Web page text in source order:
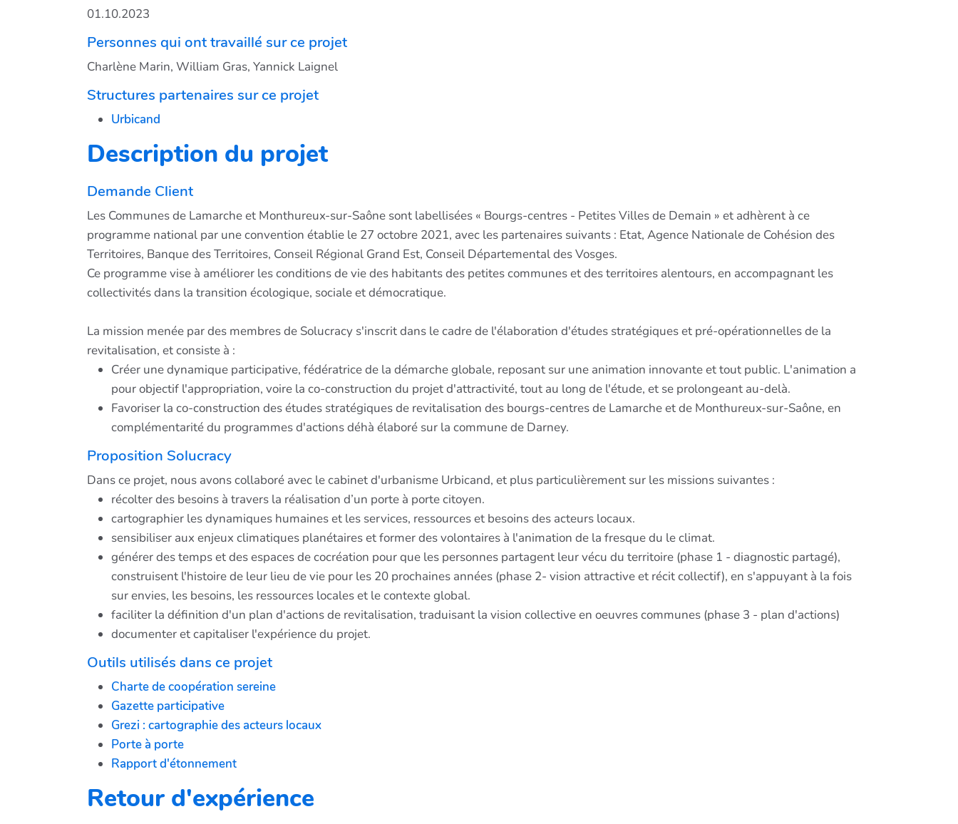
01.10.2023
Personnes qui ont travaillé sur ce projet
Charlène Marin, William Gras, Yannick Laignel
Structures partenaires sur ce projet
Urbicand
Description du projet
Demande Client
Les Communes de Lamarche et Monthureux-sur-Saône sont labellisées « Bourgs-centres - Petites Villes de Demain » et adhèrent à ce
programme national par une convention établie le 27 octobre 2021, avec les partenaires suivants : Etat, Agence Nationale de Cohésion des
Territoires, Banque des Territoires, Conseil Régional Grand Est, Conseil Départemental des Vosges.
Ce programme vise à améliorer les conditions de vie des habitants des petites communes et des territoires alentours, en accompagnant les
collectivités dans la transition écologique, sociale et démocratique.
La mission menée par des membres de Solucracy s'inscrit dans le cadre de l'élaboration d'études stratégiques et pré-opérationnelles de la
revitalisation, et consiste à :
Créer une dynamique participative, fédératrice de la démarche globale, reposant sur une animation innovante et tout public. L'animation a
pour objectif l'appropriation, voire la co-construction du projet d'attractivité, tout au long de l'étude, et se prolongeant au-delà.
Favoriser la co-construction des études stratégiques de revitalisation des bourgs-centres de Lamarche et de Monthureux-sur-Saône, en
complémentarité du programmes d'actions déhà élaboré sur la commune de Darney.
Proposition Solucracy
Dans ce projet, nous avons collaboré avec le cabinet d'urbanisme Urbicand, et plus particulièrement sur les missions suivantes :
récolter des besoins à travers la réalisation d’un porte à porte citoyen.
cartographier les dynamiques humaines et les services, ressources et besoins des acteurs locaux.
sensibiliser aux enjeux climatiques planétaires et former des volontaires à l'animation de la fresque du le climat.
générer des temps et des espaces de cocréation pour que les personnes partagent leur vécu du territoire (phase 1 - diagnostic partagé),
construisent l'histoire de leur lieu de vie pour les 20 prochaines années (phase 2- vision attractive et récit collectif), en s'appuyant à la fois
sur envies, les besoins, les ressources locales et le contexte global.
faciliter la définition d'un plan d'actions de revitalisation, traduisant la vision collective en oeuvres communes (phase 3 - plan d'actions)
documenter et capitaliser l'expérience du projet.
Outils utilisés dans ce projet
Charte de coopération sereine
Gazette participative
Grezi : cartographie des acteurs locaux
Porte à porte
Rapport d'étonnement
Retour d'expérience